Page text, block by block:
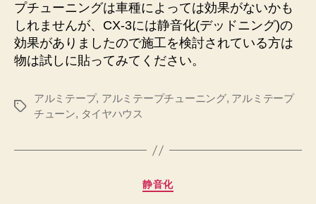
プチューニングは車種によっては効果がないかも
しれませんが、CX-3には静音化(デッドニング)の
効果がありましたので施工を検討されている方は
物は試しに貼ってみてください。
タ
アルミテープ, アルミテープチューニング, アルミテープ
チューン, タイヤハウス
カ
静音化